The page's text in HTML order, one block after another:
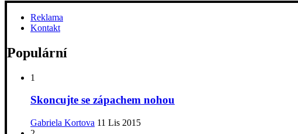
Reklama
Kontakt
Populární
1
Skoncujte se zápachem nohou
Gabriela Kortova 11 Lis 2015